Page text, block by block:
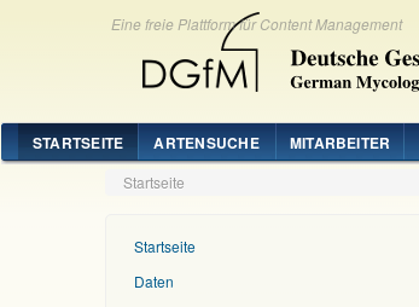
Eine freie Plattform für Content Management
STARTSEITE ARTENSUCHE MITARBEITER
Startseite
Startseite
Daten